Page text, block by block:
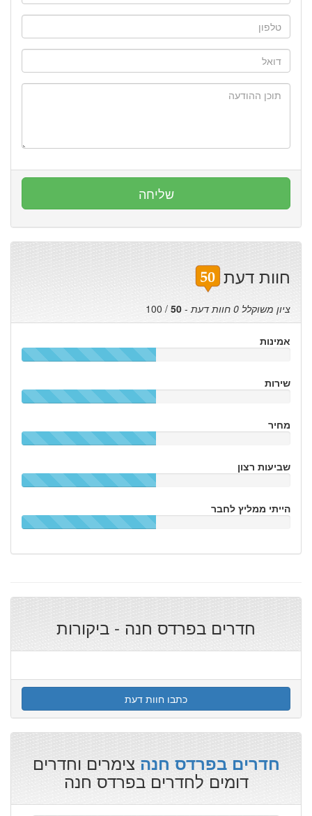
חוות דעת
ציון משוקלל 0 חוות דעת -
50
/
100
אמינות
שירות
מחיר
שביעות רצון
הייתי ממליץ לחבר
חדרים בפרדס חנה - ביקורות
כתבו חוות דעת
חדרים בפרדס חנה צימרים וחדרים
דומים לחדרים בפרדס חנה